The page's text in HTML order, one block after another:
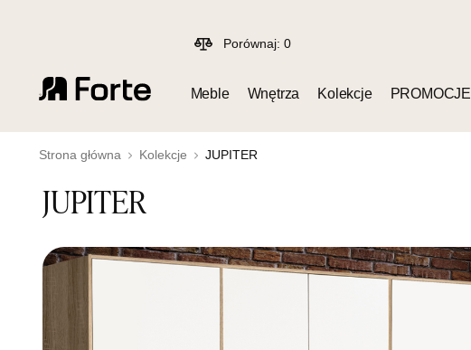
Porównaj: 0
Meble Wnętrza Kolekcje PROMOCJE
Strona główna Kolekcje JUPITER
JUPITER